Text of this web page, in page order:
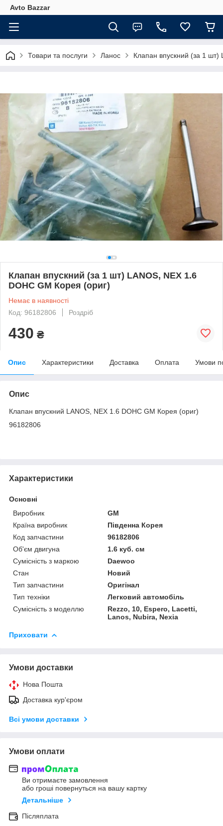
Avto Bazzar
Товари та послуги Ланос Клапан впускний (за 1 шт)
Клапан впускний (за 1 шт) LANOS, NEX 1.6
DOHC GM Корея (ориг)
Немає в наявності
Код: 96182806
Роздріб
430 ₴
Опис Характеристики Доставка Оплата Умови
Опис
Клапан впускний LANOS, NEX 1.6 DOHC GM Корея (ориг)
96182806
Характеристики
Основні
Виробник
GM
Країна виробник
Південна Корея
Код запчастини
96182806
Об'єм двигуна
1.6 куб. см
Сумісність з маркою
Daewoo
Стан
Новий
Тип запчастини
Оригінал
Тип техніки
Легковий автомобіль
Сумісність з моделлю
Rezzo, 10, Espero, Lacetti,
Lanos, Nubira, Nexia
Приховати
Умови доставки
Нова Пошта
Доставка кур'єром
Всі умови доставки
Умови оплати
Ви отримаєте замовлення
або гроші повернуться на вашу картку
Детальніше
Післяплата